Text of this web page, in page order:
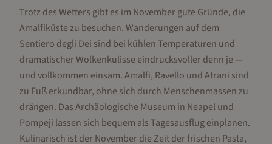
Trotz des Wetters gibt es im November gute Gründe, die
Amalfiküste zu besuchen. Wanderungen auf dem
Sentiero degli Dei sind bei kühlen Temperaturen und
dramatischer Wolkenkulisse eindrucksvoller denn je —
und vollkommen einsam. Amalfi, Ravello und Atrani sind
zu Fuß erkundbar, ohne sich durch Menschenmassen zu
drängen. Das Archäologische Museum in Neapel und
Pompeji lassen sich bequem als Tagesausflug einplanen.
Kulinarisch ist der November die Zeit der frischen Pasta,